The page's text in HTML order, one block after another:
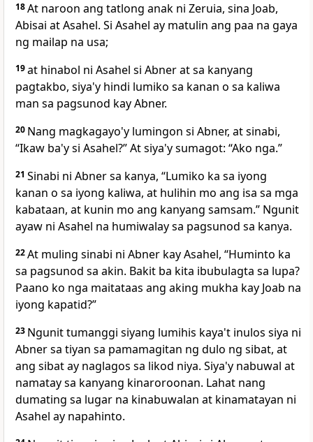
18At naroon ang tatlong anak ni Zeruia, sina Joab,
Abisai at Asahel. Si Asahel ay matulin ang paa na gaya
ng mailap na usa;
19at hinabol ni Asahel si Abner at sa kanyang
pagtakbo, siya'y hindi lumiko sa kanan o sa kaliwa
man sa pagsunod kay Abner.
20 Nang magkagayo'y lumingon si Abner, at sinabi,
“Ikaw ba'y si Asahel?” At siya'y sumagot: “Ako nga.”
21 Sinabi ni Abner sa kanya, “Lumiko ka sa iyong
kanan o sa iyong kaliwa, at hulihin mo ang isa sa mga
kabataan, at kunin mo ang kanyang samsam.” Ngunit
ayaw ni Asahel na humiwalay sa pagsunod sa kanya.
22At muling sinabi ni Abner kay Asahel, “Huminto ka
sa pagsunod sa akin. Bakit ba kita ibubulagta sa lupa?
Paano ko nga maitataas ang aking mukha kay Joab na
iyong kapatid?”
23 Ngunit tumanggi siyang lumihis kaya't inulos siya ni
Abner sa tiyan sa pamamagitan ng dulo ng sibat, at
ang sibat ay naglagos sa likod niya. Siya'y nabuwal at
namatay sa kanyang kinaroroonan. Lahat nang
dumating sa lugar na kinabuwalan at kinamatayan ni
Asahel ay napahinto.